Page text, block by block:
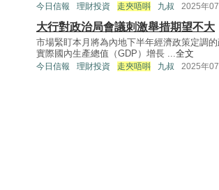
今日信報 理財投資 走夾唔唞 九叔 2025年
大行對政治局會議刺激舉措期望不大
市場緊盯本月將為內地下半年經濟政策定調
實際國內生產總值（GDP）增長 ... 全文
今日信報 理財投資 走夾唔唞 九叔 2025年